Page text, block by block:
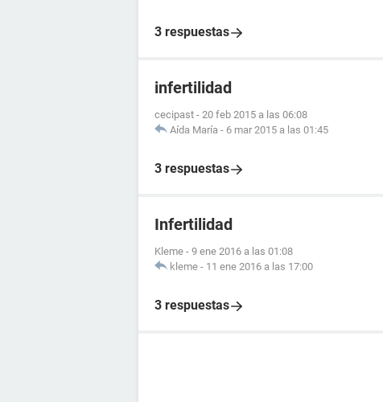
3 respuestas
infertilidad
cecipast - 20 feb 2015 a las 06:08
Aída María - 6 mar 2015 a las 01:45
3 respuestas
Infertilidad
Kleme - 9 ene 2016 a las 01:08
kleme - 11 ene 2016 a las 17:00
3 respuestas